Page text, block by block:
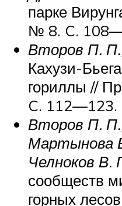
парке
№ 8. C.
Второв П.
Кахузи-
гориллы //
C. 112—123.
Второв П.
Мартынова
Челноков В.
сообществ
горных